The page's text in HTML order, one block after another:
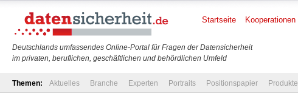
Deutschlands umfassendes Online-Portal für Fragen der Datensicherheit
im privaten, beruflichen, geschäftlichen und behördlichen Umfeld
Startseite Kooperationen
Themen: Aktuelles Branche Experten Portraits Positionspapier Produkte